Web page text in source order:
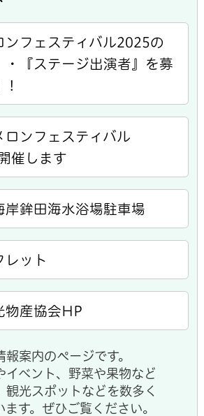
ンフェスティバル2025の
・『ステージ出演者』を募
ロンフェスティバル
催します
岸鉾田海水浴場駐車場
レット
物産協会HP
報案内のページです。
イベント、野菜や果物など
観光スポットなどを数多く
ます。ぜひご覧ください。